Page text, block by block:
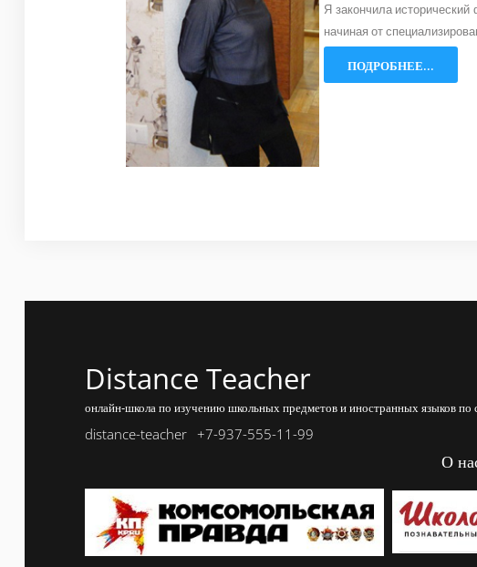
Я закончила исторический
начиная от
ПОДРОБНЕЕ...
Distance Teacher
онлайн-школа по изучению школьных предметов и иностранных языков по
distance-teacher +7-937-555-11-99
О